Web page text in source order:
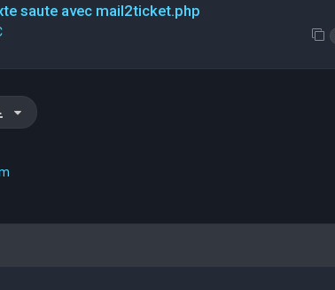
saute avec mail2ticket.php